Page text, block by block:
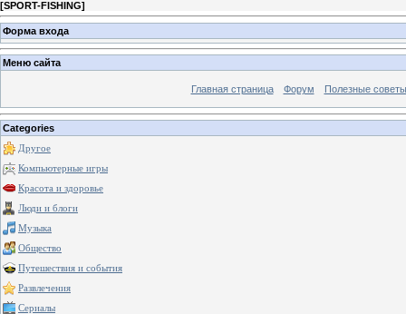
[SPORT-FISHING]
Форма входа
Меню сайта
Главная страница Форум Полезные советы
Categories
Другое
Компьютерные игры
Красота и здоровье
Люди и блоги
Музыка
Общество
Путешествия и события
Развлечения
Сериалы